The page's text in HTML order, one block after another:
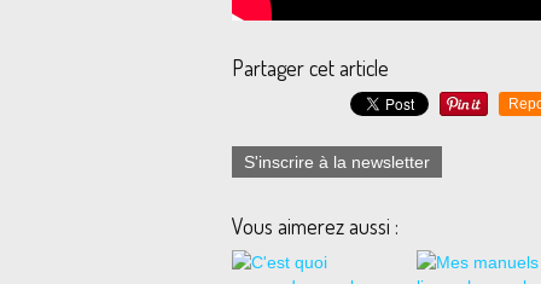
Partager cet article
S'inscrire à la newsletter
Vous aimerez aussi :